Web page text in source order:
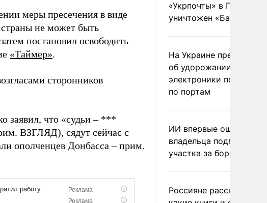
меры пресечения в виде
страны не может быть
постановил освободить
«Таймер».
сторонников
заявил, что «судьи – ***
ВЗГЛЯД), сядут сейчас с
ополченцев Донбасса – прим.
«Укрпочты» в
уничтожен
На Украине
об удорожании
электроники после
по портам
ИИ впервые
владельца
участка за борщевик
Россияне рассказали,